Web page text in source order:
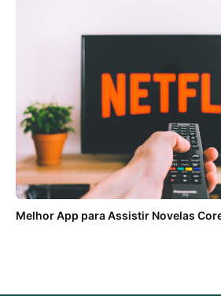
Melhor App para Assistir Novelas